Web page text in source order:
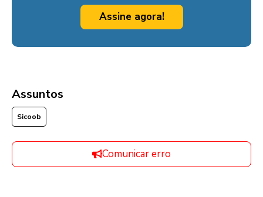
Assine agora!
Assuntos
Sicoob
Comunicar erro